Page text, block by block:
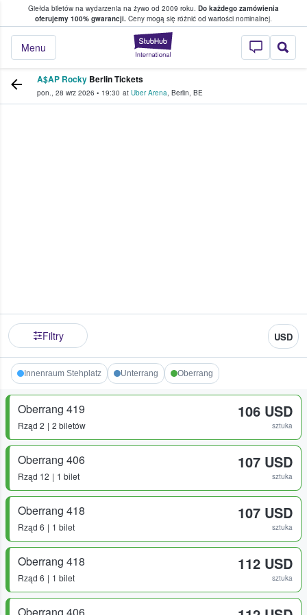
Giełda biletów na wydarzenia na żywo od 2009 roku. Do każdego zamówienia
oferujemy 100% gwarancji. Ceny mogą się różnić od wartości nominalnej.
StubHub —
Menu
w którym fani i kibice kupują i
A$AP Rocky Berlin Tickets
pon., 28 wrz 2026 • 19:30 at Uber Arena, Berlin, BE
Filtry USD
Innenraum Stehplatz Unterrang Oberrang
Oberrang 419
Rząd 2 2 biletów
106 USD
sztuka
Oberrang 406
Rząd 12 1 bilet
107 USD
sztuka
Oberrang 418
Rząd 6 1 bilet
107 USD
sztuka
Oberrang 418
Rząd 6 1 bilet
112 USD
sztuka